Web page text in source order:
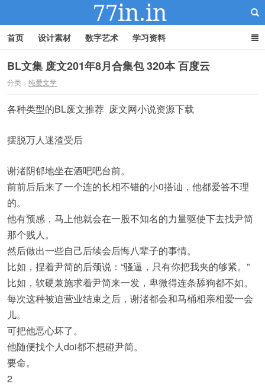
首页 设计素材 数字艺术 学习资料
BL文集 废文201年8月合集包 320本 百度云
分类： 纯爱文学
各种类型的BL废文推荐 废文网小说资源下载
摆脱万人迷渣受后
谢渚阴郁地坐在酒吧吧台前。
前前后后来了一个连的长相不错的小0搭讪，他都爱答不理
的。
他有预感，马上他就会在一股不知名的力量驱使下去找尹简
那个贱人。
然后做出一些自己后续会后悔八辈子的事情。
比如，捏着尹简的后颈说：“骚逼，只有你把我夹的够紧。”
比如，软硬兼施求着尹简来一发，卑微得连条舔狗都不如。
每次这种被迫营业结束之后，谢渚都会和马桶相亲相爱一会
儿。
可把他恶心坏了。
他随便找个人doi都不想碰尹简。
要命。
2